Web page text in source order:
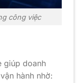
công việc
giúp doanh
hành nhờ: